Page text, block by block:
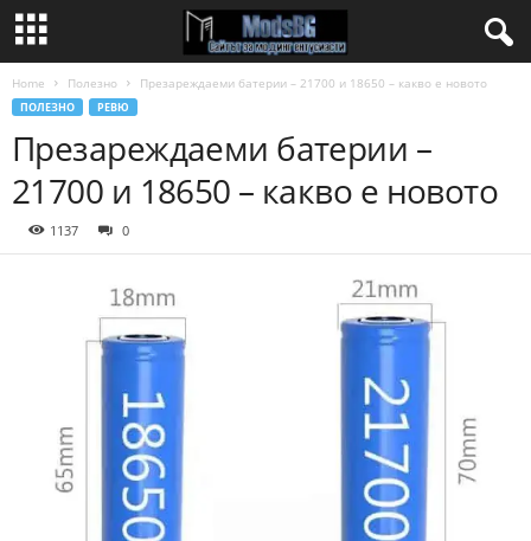
Home Полезно Презареждаеми батерии – 21700 и 18650 – какво е новото
ПОЛЕЗНО РЕВЮ
Презареждаеми батерии –
21700 и 18650 – какво е новото
1137 0